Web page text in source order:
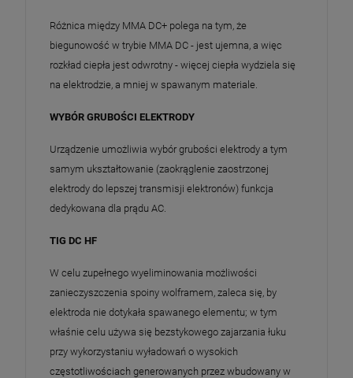
Różnica między MMA DC+ polega na tym, że
biegunowość w trybie MMA DC - jest ujemna, a więc
rozkład ciepła jest odwrotny - więcej ciepła wydziela się
na elektrodzie, a mniej w spawanym materiale.
WYBÓR GRUBOŚCI ELEKTRODY
Urządzenie umożliwia wybór grubości elektrody a tym
samym ukształtowanie (zaokrąglenie zaostrzonej
elektrody do lepszej transmisji elektronów) funkcja
dedykowana dla prądu AC.
TIG DC HF
W celu zupełnego wyeliminowania możliwości
zanieczyszczenia spoiny wolframem, zaleca się, by
elektroda nie dotykała spawanego elementu; w tym
właśnie celu używa się bezstykowego zajarzania łuku
przy wykorzystaniu wyładowań o wysokich
częstotliwościach generowanych przez wbudowany w